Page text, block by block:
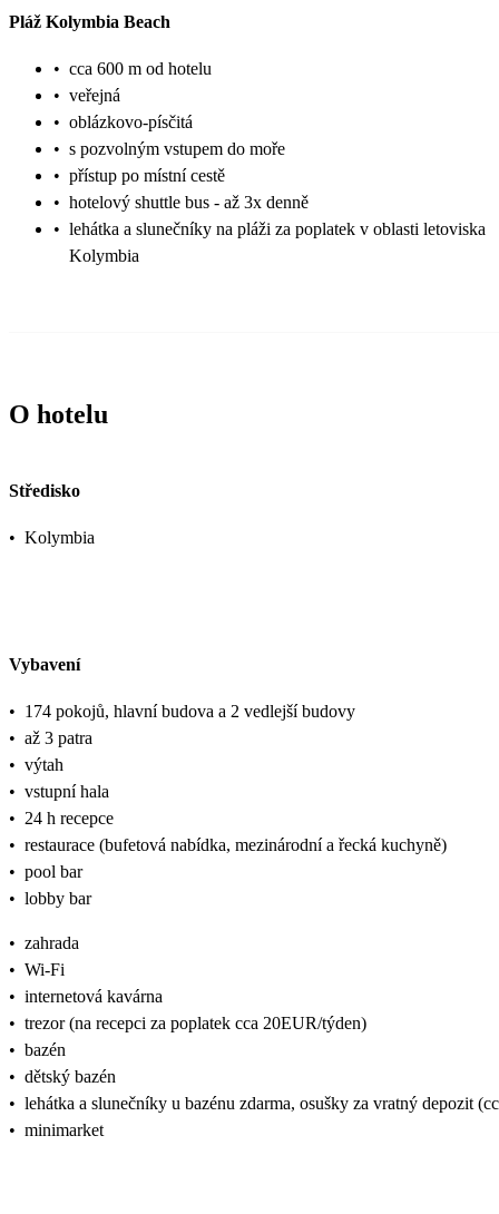
Pláž Kolymbia Beach
• cca 600 m od hotelu
• veřejná
• oblázkovo-písčitá
• s pozvolným vstupem do moře
• přístup po místní cestě
• hotelový shuttle bus - až 3x denně
• lehátka a slunečníky na pláži za poplatek v oblasti letoviska
Kolymbia
O hotelu
Středisko
• Kolymbia
Vybavení
• 174 pokojů, hlavní budova a 2 vedlejší budovy
• až 3 patra
• výtah
• vstupní hala
• 24 h recepce
• restaurace (bufetová nabídka, mezinárodní a řecká kuchyně)
• pool bar
• lobby bar
• zahrada
• Wi-Fi
• internetová kavárna
• trezor (na recepci za poplatek cca 20EUR/týden)
• bazén
• dětský bazén
• lehátka a slunečníky u bazénu zdarma, osušky za vratný depozit
• minimarket